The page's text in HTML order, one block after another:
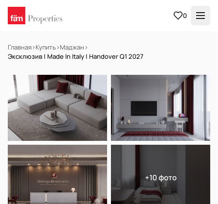
0
Главная›Купить›Маджан›
Эксклюзив | Made In Italy | Handover Q1 2027
НА ПРОДАЖУ Off-plan
+10 фото